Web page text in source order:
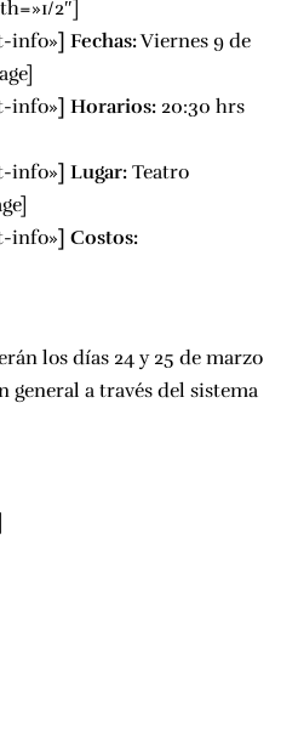
2″]
info»] Fechas:Viernes 9 de
info»] Horarios: 20:30 hrs
info»] Lugar: Teatro
info»] Costos:
los días 24 y 25 de marzo
general a través del sistema